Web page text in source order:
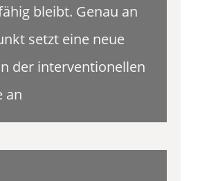
bleibt. Genau an
setzt eine neue
der interventionellen
an